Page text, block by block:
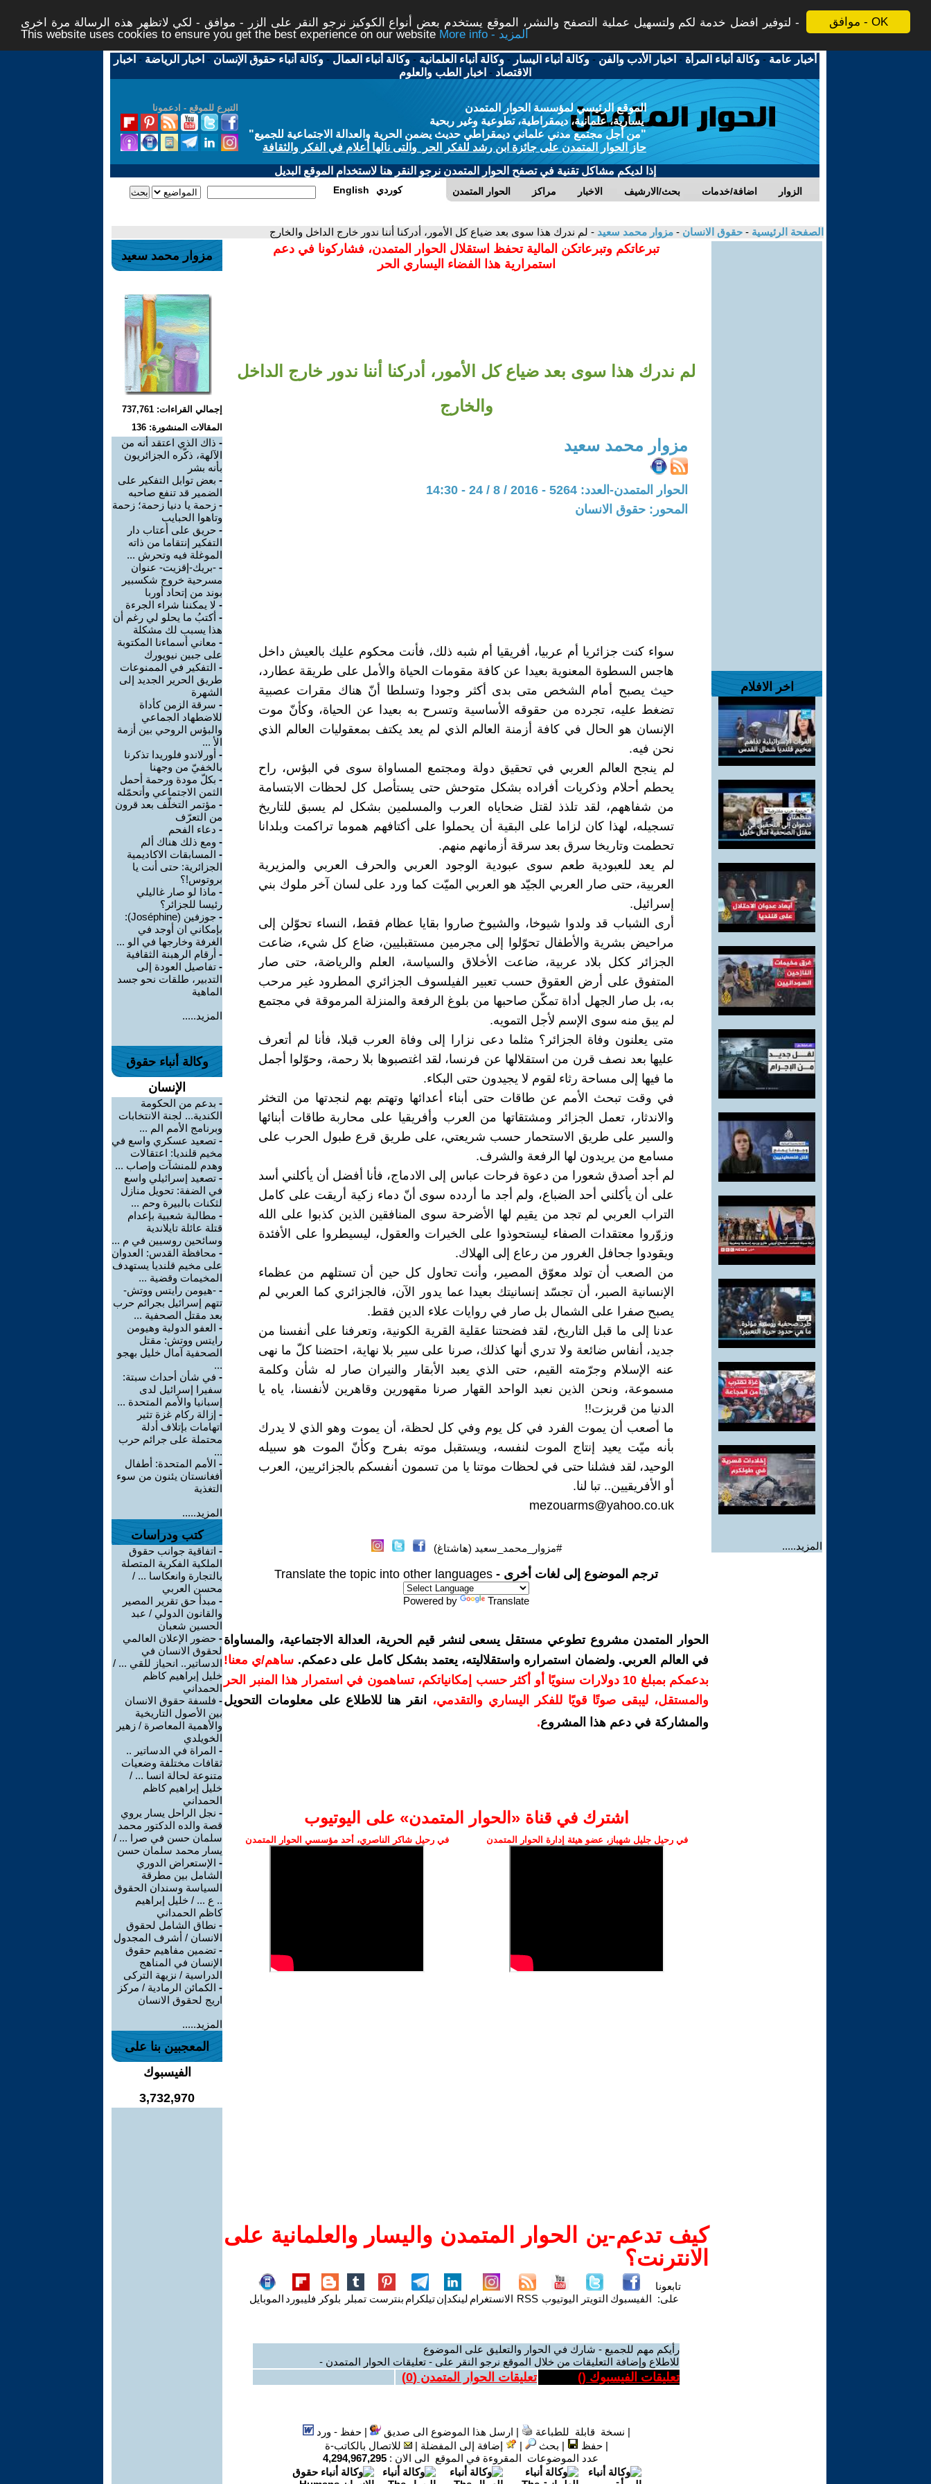
موافق - OK
لتوفير افضل خدمة لكم ولتسهيل عملية التصفح والنشر، الموقع يستخدم بعض أنواع الكوكيز نرجو النقر على الزر - موافق - لكي لاتظهر هذه الرسالة مرة اخرى -
This website uses cookies to ensure you get the best experience on our website
More info - المزيد
أخبار عامة -وكالة أنباء المرأة - اخبار الأدب والفن -وكالة أنباء اليسار -وكالة أنباء العلمانية -وكالة أنباء العمال -وكالة أنباء حقوق الإنسان - اخبار الرياضة - اخبار
الاقتصاد - اخبار الطب والعلوم
التبرع للموقع - ادعمونا
الموقع الرئيسي لمؤسسة الحوار المتمدن
يسارية، علمانية، ديمقراطية، تطوعية وغير ربحية
"من أجل مجتمع مدني علماني ديمقراطي حديث يضمن الحرية والعدالة الاجتماعية للجميع"
حاز الحوار المتمدن على جائزة ابن رشد للفكر الحر والتى نالها أعلام في الفكر والثقافة
إذا لديكم مشاكل تقنية في تصفح الحوار المتمدن نرجو النقر هنا لاستخدام الموقع البديل
الحوار المتمدن مراكز الاخبار بحث/الارشيف اضافة/خدمات الزوار English كوردي
الصفحة الرئيسية - حقوق الانسان - مزوار محمد سعيد - لم ندرك هذا سوى بعد ضياع كل الأمور، أدركنا أننا ندور خارج الداخل والخارج
اخر الافلام
المزيد.....
تبرعاتكم وتبرعاتكن المالية تحفظ استقلال الحوار المتمدن، فشاركونا في دعم
استمرارية هذا الفضاء اليساري الحر
لم ندرك هذا سوى بعد ضياع كل الأمور، أدركنا أننا ندور خارج الداخل
والخارج
مزوار محمد سعيد
الحوار المتمدن-العدد: 5264 - 2016 / 8 / 24 - 14:30
المحور: حقوق الانسان
سواء كنت جزائريا أم عربيا، أفريقيا أم شبه ذلك، فأنت محكوم عليك بالعيش داخل
هاجس السطوة المعنوية بعيدا عن كافة مقومات الحياة والأمل على طريقة عطارد،
حيث يصبح أمام الشخص متى بدى أكثر وجودا وتسلطا أنّ هناك مقرات عصبية
تضغط عليه، تجرده من حقوقه الأساسية وتسرح به بعيدا عن الحياة، وكأنّ موت
الإنسان هو الحال في كافة أزمنة العالم الذي لم يعد يكتف بمعقوليات العالم الذي
نحن فيه.
لم ينجح العالم العربي في تحقيق دولة ومجتمع المساواة سوى في البؤس، راح
يحطم أحلام وذكريات أفراده بشكل متوحش حتى يستأصل كل لحظات الابتسامة
من شفاههم، لقد تلذذ لقتل ضحاياه العرب والمسلمين بشكل لم يسبق للتاريخ
تسجيله، لهذا كان لزاما على البقية أن يحملوا على أكتافهم هموما تراكمت وبلدانا
تحطمت وتاريخا سرق بعد سرقة أزمانهم منهم.
لم يعد للعبودية طعم سوى عبودية الوجود العربي والحرف العربي والمزيرية
العربية، حتى صار العربي الجيّد هو العربي الميّت كما ورد على لسان آخر ملوك بني
إسرائيل.
أرى الشباب قد ولدوا شيوخا، والشيوخ صاروا بقايا عظام فقط، النساء تحوّلن إلى
مراحيض بشرية والأطفال تحوّلوا إلى مجرمين مستقبليين، ضاع كل شيء، ضاعت
الجزائر ككل بلاد عربية، ضاعت الأخلاق والسياسة، العلم والرياضة، حتى صار
المتفوق على أرض العقوق حسب تعبير الفيلسوف الجزائري المطرود غير مرحب
به، بل صار الجهل أداة تمكّن صاحبها من بلوغ الرفعة والمنزلة المرموقة في مجتمع
لم يبق منه سوى الإسم لأجل التمويه.
متى يعلنون وفاة الجزائر؟ مثلما دعى نزارا إلى وفاة العرب قبلا، فأنا لم أتعرف
عليها بعد نصف قرن من استقلالها عن فرنسا، لقد اغتصبوها بلا رحمة، وحوّلوا أجمل
ما فيها إلى مساحة رثاء لقوم لا يجيدون حتى البكاء.
في وقت تبحث الأمم عن طاقات حتى أبناء أعدائها وتهتم بهم لنجدتها من التخثر
والاندثار، تعمل الجزائر ومشتقاتها من العرب وأفريقيا على محاربة طاقات أبنائها
والسير على طريق الاستحمار حسب شريعتي، على طريق قرع طبول الحرب على
مسامع من يريدون لها الرفعة والشرف.
لم أجد أصدق شعورا من دعوة فرحات عباس إلى الادماج، فأنا أفضل أن يأكلني أسد
على أن يأكلني أحد الضباع، ولم أجد ما أردده سوى أنّ دماء زكية أريقت على كامل
التراب العربي لم تجد من يقيم لها الأضرحة سوى المنافقين الذين كذبوا على الله
وزوّروا معتقدات الصفاء ليستحوذوا على الخيرات والعقول، ليسيطروا على الأفئدة
ويقودوا جحافل الغرور من رعاع إلى الهلاك.
من الصعب أن تولد معوّق المصير، وأنت تحاول كل حين أن تستلهم من عظماء
الإنسانية الصبر، أن تجسّد إنسانيتك بعيدا عما يدور الآن، فالجزائري كما العربي لم
يصبح صفرا على الشمال بل صار في روايات علاء الدين فقط.
عدنا إلى ما قبل التاريخ، لقد فضحتنا عقلية القرية الكونية، وتعرفنا على أنفسنا من
جديد، أنفاس ضائعة ولا تدري أنها كذلك، صرنا على سير بلا نهاية، احتضنا كلّ ما نهى
عنه الإسلام وجرّمته القيم، حتى الذي يعبد الأبقار والنيران صار له شأن وكلمة
مسموعة، ونحن الذين نعبد الواحد القهار صرنا مقهورين وقاهرين لأنفسنا، ياه يا
الدنيا من قربزت!!
ما أصعب أن يموت الفرد في كل يوم وفي كل لحظة، أن يموت وهو الذي لا يدرك
بأنه ميّت يعيد إنتاج الموت لنفسه، ويستقبل موته بفرح وكأنّ الموت هو سبيله
الوحيد، لقد فشلنا حتى في لحظات موتنا يا من تسمون أنفسكم بالجزائريين، العرب
أو الأفريقيين.. تبا لنا.
mezouarms@yahoo.co.uk
#مزوار_محمد_سعيد (هاشتاغ)
ترجم الموضوع إلى لغات أخرى - Translate the topic into other languages
Powered by Translate
الحوار المتمدن مشروع تطوعي مستقل يسعى لنشر قيم الحرية، العدالة الاجتماعية، والمساواة
في العالم العربي. ولضمان استمراره واستقلاليته، يعتمد بشكل كامل على دعمكم. ساهم/ي معنا!
بدعمكم بمبلغ 10 دولارات سنويًا أو أكثر حسب إمكانياتكم، تساهمون في استمرار هذا المنبر الحر
والمستقل، ليبقى صوتًا قويًا للفكر اليساري والتقدمي،
انقر هنا للاطلاع على معلومات التحويل
والمشاركة في دعم هذا المشروع.
اشترك في قناة ‫«الحوار المتمدن» على اليوتيوب
في رحيل جليل شهباز، عضو هيئة إدارة الحوار المتمدن في رحيل شاكر الناصري، أحد مؤسسي الحوار المتمدن
كيف تدعم-ين الحوار المتمدن واليسار والعلمانية على
الانترنت؟
تابعونا
على: الفيسبوك التويتر اليوتيوب RSS الانستغرام لينكدإنتيلكرام بنترست تمبلر بلوكر فليبورد الموبايل
رأيكم مهم للجميع - شارك في الحوار والتعليق على الموضوع
للاطلاع وإضافة التعليقات من خلال الموقع نرجو النقر على - تعليقات الحوار المتمدن -
تعليقات الفيسبوك () تعليقات الحوار المتمدن (0
)
| نسخة قابلة للطباعة | ارسل هذا الموضوع الى صديق |حفظ - ورد
|حفظ | بحث | إضافة إلى المفضلة |
للاتصال بالكاتب-ة
عدد الموضوعات المقروءة في الموقع الى الان : 4,294,967,295
مزوار محمد سعيد
إجمالي القراءات: 737,761
المقالات المنشورة: 136
- ذاك الذي اعتقد أنه من
الآلهة، ذكّره الجزائريون
بأنه بشر
- بعض توابل التفكير على
الضمير قد تنفع صاحبه
- زحمة يا دنيا زحمة؛ زحمة
وتاهوا الحبايب
- حريق على أعتاب دار
التفكير إنتقاما من ذاته
الموغلة فيه وتحرش ...
- -بريك-إقزيت- عنوان
مسرحية خروج شكسبير
بوند من إتحاد أوربا
- لا يمكننا شراء الجرءة
- أكتبُ ما يحلو لي رغم أن
هذا يسبب لك مشكلة
- معاني أسماءنا المكتوبة
على جبين نيويورك
- التفكير في الممنوعات
طريق الحرير الجديد إلى
الشهرة
- سرقة الزمن كأداة
للاضطهاد الجماعي
والبؤس الروحي بين أزمة
الأ ...
- أورلاندو فلوريدا تذكرنا
بالخفيّ من وجهنا
- بكلّ مودة ورحمة أحمل
الثمن الاجتماعي وأتحمّله
- مؤتمر التخلّف بعد قرون
من التعرّف
- دعاء الفحم
- ومع ذلك هناك ألم
- المسابقات الاكاديمية
الجزائرية: حتى أنت يا
بروتوس!؟
- ماذا لو صار غاليلي
رئيسا للجزائر؟
-
جوزفين (Joséphine):
بإمكاني ان أوجد في
الغرفة وخارجها في الو ...
- أرقام الرهبنة الثقافية
- تفاصيل العودة إلى
التدبير، طلقات نحو جسد
الماهية
المزيد.....
وكالة أنباء حقوق
الإنسان
- بدعم من الحكومة
الكندية... لجنة الانتخابات
وبرنامج الأمم الم ...
- تصعيد عسكري واسع في
مخيم قلنديا: اعتقالات
وهدم للمنشآت وإصاب ...
- تصعيد إسرائيلي واسع
في الضفة: تحويل منازل
لثكنات بالبيرة وحم ...
- مطالبة شعبية بإعدام
قتلة عائلة تايلاندية
وسائحين روسيين في م ...
- محافظة القدس: العدوان
على مخيم قلنديا يستهدف
المخيمات وقضية ...
- -هيومن رايتس ووتش-
تتهم إسرائيل بجرائم حرب
بعد مقتل الصحفية ...
- العفو الدولية وهيومن
رايتس ووتش: مقتل
الصحفية آمال خليل بهجو
...
- في شأن أحداث سبتة:
سفيرا إسرائيل لدى
إسبانيا والأمم المتحدة ...
- إزالة ركام غزة تثير
اتهامات بإتلاف أدلة
محتملة على جرائم حرب
...
- الأمم المتحدة: أطفال
أفغانستان يئنون من سوء
التغذية
المزيد.....
كتب ودراسات
- اتفاقية جوانب حقوق
الملكية الفكرية المتصلة
بالتجارة وانعكاسا ... /
محسن العربي
- مبدأ حق تقرير المصير
والقانون الدولي / عبد
الحسين شعبان
- حضور الإعلان العالمي
لحقوق الانسان في
الدساتير.. انحياز للقي ... /
خليل إبراهيم كاظم
الحمداني
- فلسفة حقوق الانسان
بين الأصول التاريخية
والأهمية المعاصرة / زهير
الخويلدي
- المراة في الدساتير ..
ثقافات مختلفة وضعيات
متنوعة لحالة انسا ... /
خليل إبراهيم كاظم
الحمداني
- نجل الراحل يسار يروي
قصة والده الدكتور محمد
سلمان حسن في صرا ... /
يسار محمد سلمان حسن
- الإستعراض الدوري
الشامل بين مطرقة
السياسة وسندان الحقوق
.. ع ... / خليل إبراهيم
كاظم الحمداني
- نطاق الشامل لحقوق
الانسان / أشرف المجدول
- تضمين مفاهيم حقوق
الإنسان في المناهج
الدراسية / نزيهة التركى
- الكمائن الرمادية / مركز
اريج لحقوق الانسان
المزيد.....
المعجبين بنا على
الفيسبوك
3,732,970